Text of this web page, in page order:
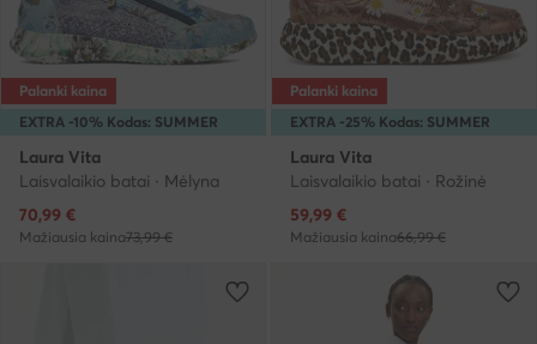
EXTRA -10% Kodas: SUMMER
Palanki kaina
Laura Vita
Laisvalaikio batai · Mėlyna
Dabartinė kaina
70,99 €
Mažiausia kaina73,99 €
EXTRA -25% Kodas: SUMMER
Palanki kaina
Laura Vita
Laisvalaikio batai · Rožinė
Dabartinė kaina
59,99 €
Mažiausia kaina66,99 €